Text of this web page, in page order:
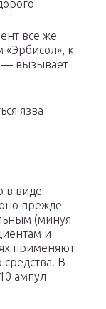
все же
«Эрбисол», к
— вызывает
язва
в виде
прежде
(минуя
и
применяют
В
ампул